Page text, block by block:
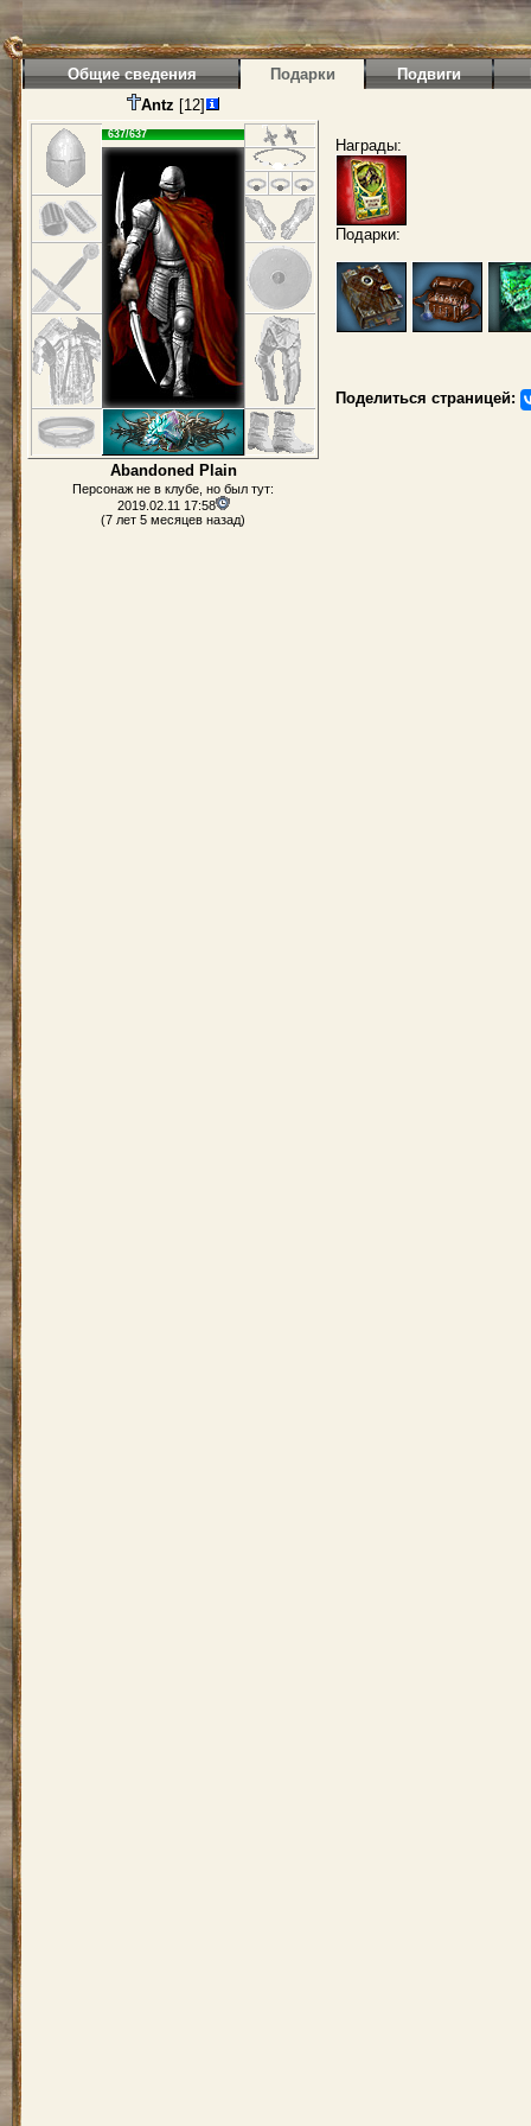
Общие сведения Подарки Подвиги
Antz [12]
637/637
Abandoned Plain
Персонаж не в клубе, но был тут:
2019.02.11 17:58
(7 лет 5 месяцев назад)
Награды:
Подарки:
Поделиться страницей: